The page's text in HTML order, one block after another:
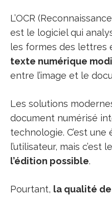
L’OCR
est le logiciel qui
les formes des lettres
texte numérique
entre l’image et le
Les solutions
document numérisé
technologie. C’est
l’utilisateur, mais c’est le
l’édition possible.
Pourtant, la qualité de